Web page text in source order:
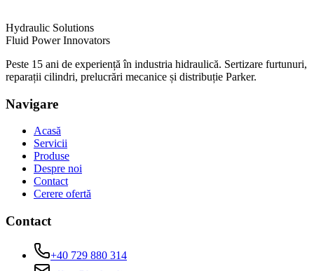
Hydraulic Solutions
Fluid Power Innovators
Peste 15 ani de experiență în industria hidraulică. Sertizare furtunuri,
reparații cilindri, prelucrări mecanice și distribuție Parker.
Navigare
Acasă
Servicii
Produse
Despre noi
Contact
Cerere ofertă
Contact
+40 729 880 314